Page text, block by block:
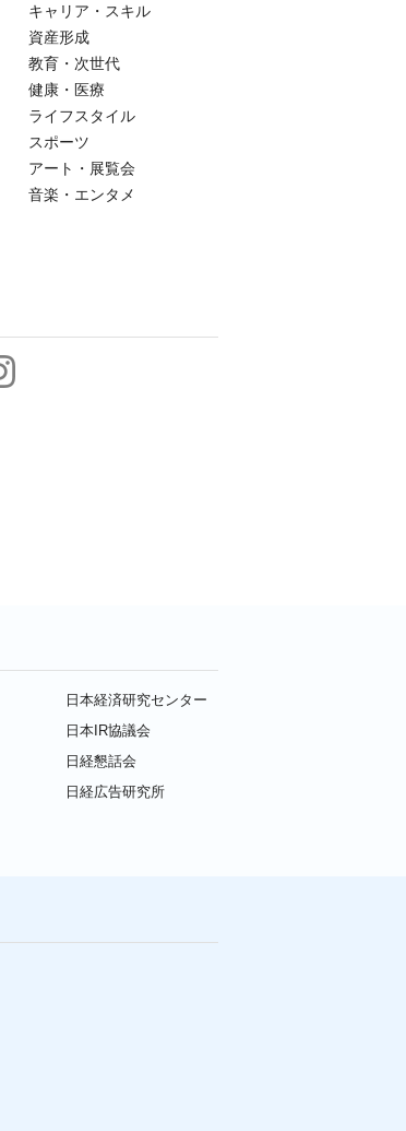
キャリア・スキル
資産形成
教育・次世代
健康・医療
ライフスタイル
スポーツ
アート・展覧会
音楽・エンタメ
日本経済研究センター
日本IR協議会
日経懇話会
日経広告研究所